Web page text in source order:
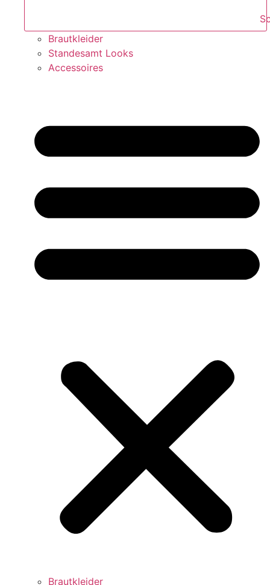
Brautkleider
Standesamt Looks
Accessoires
Brautkleider